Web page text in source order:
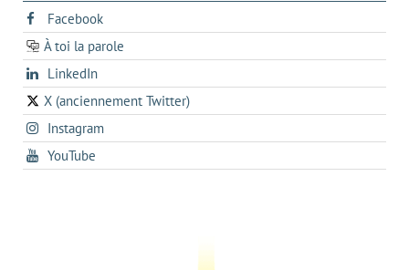
Facebooks'ouvre
dans
un
onglet
À toi la parole
opens
in
a
new
tab
LinkedInopens
in
a
new
X (anciennement Twitter)
s'ouvre
dans
un
nouvel
Instagrams'ouvre
dans
un
YouTube
dans